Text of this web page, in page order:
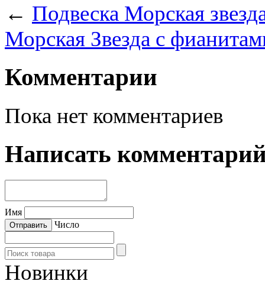
← Подвеска Морская
Морская Звезда с
Комментарии
Пока нет комментариев
Написать
Имя
Число
Новинки